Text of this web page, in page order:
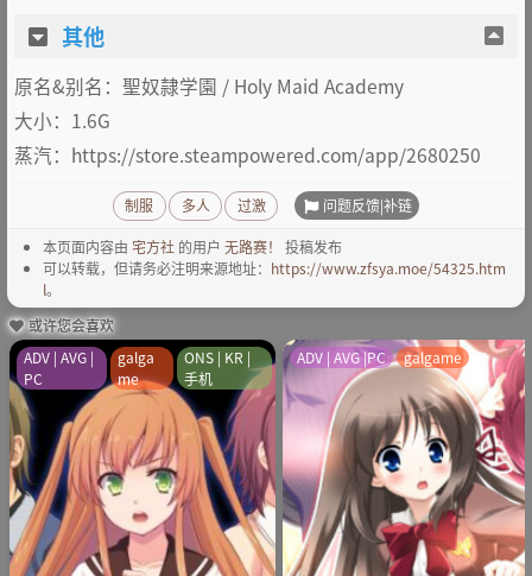
其他
原名&别名：聖奴隷学園 / Holy Maid Academy
大小：1.6G
蒸汽：https://store.steampowered.com/app/2680250
制服 多人 过激 问题反馈|补链
本页面内容由 宅方社 的用户 无路赛！
投稿发布
可以转载，但请务必注明来源地址： https://www.zfsya.moe/54325.htm
l。
或许您会喜欢
ADV | AVG |
PC
galga
me
ONS | KR |
手机
ADV | AVG |PC galgame